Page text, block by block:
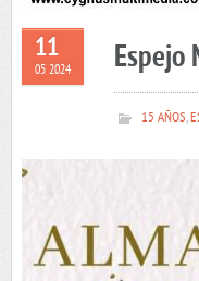
11
05 2024 Espejo
15 AÑOS,